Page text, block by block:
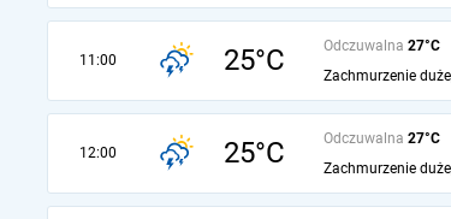
11:00 25°C Odczuwalna 27°C
Zachmurzenie
12:00 25°C Odczuwalna 27°C
Zachmurzenie